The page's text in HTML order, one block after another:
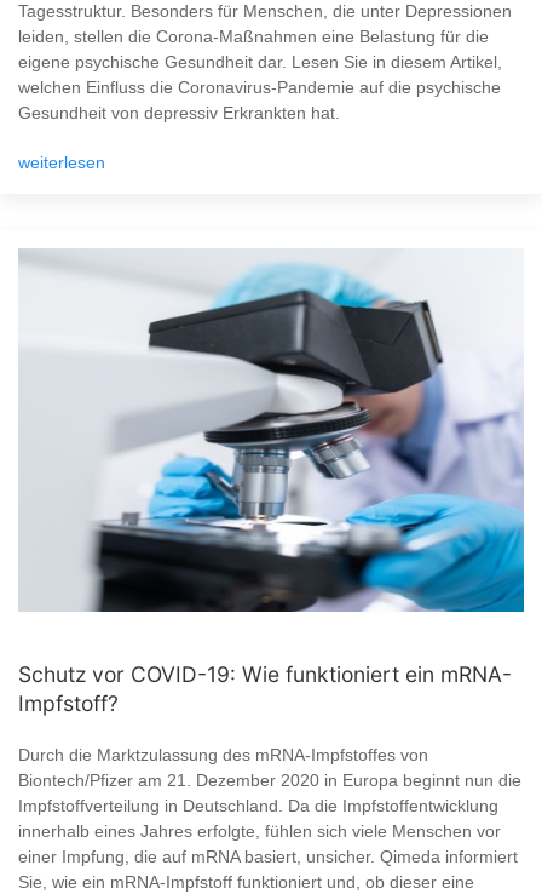
Tagesstruktur. Besonders für Menschen, die unter Depressionen
leiden, stellen die Corona-Maßnahmen eine Belastung für die
eigene psychische Gesundheit dar. Lesen Sie in diesem Artikel,
welchen Einfluss die Coronavirus-Pandemie auf die psychische
Gesundheit von depressiv Erkrankten hat.
weiterlesen
Schutz vor COVID-19: Wie funktioniert ein mRNA-
Impfstoff?
Durch die Marktzulassung des mRNA-Impfstoffes von
Biontech/Pfizer am 21. Dezember 2020 in Europa beginnt nun die
Impfstoffverteilung in Deutschland. Da die Impfstoffentwicklung
innerhalb eines Jahres erfolgte, fühlen sich viele Menschen vor
einer Impfung, die auf mRNA basiert, unsicher. Qimeda informiert
Sie, wie ein mRNA-Impfstoff funktioniert und, ob dieser eine